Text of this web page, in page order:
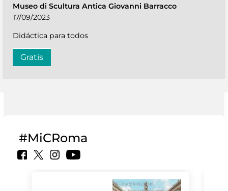
Museo di Scultura Antica Giovanni Barracco
17/09/2023
Didáctica para todos
Gratis
#MiCRoma